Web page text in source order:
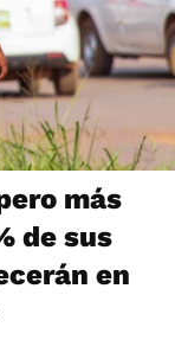
más
de sus
en